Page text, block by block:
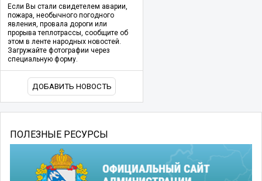
Если Вы стали свидетелем аварии,
пожара, необычного погодного
явления, провала дороги или
прорыва теплотрассы, сообщите об
этом в ленте народных новостей.
Загружайте фотографии через
специальную форму.
ДОБАВИТЬ НОВОСТЬ
ПОЛЕЗНЫЕ РЕСУРСЫ